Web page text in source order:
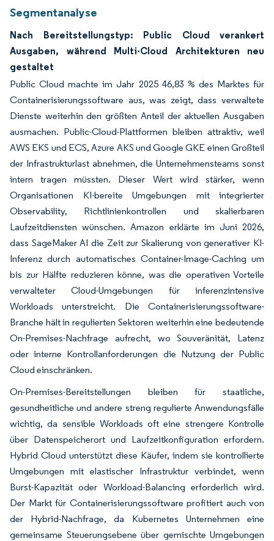
Segmentanalyse
Nach Bereitstellungstyp: Public Cloud verankert
Ausgaben, während Multi-Cloud Architekturen neu
gestaltet
Public Cloud machte im Jahr 2025 46,83 % des Marktes für
Containerisierungssoftware aus, was zeigt, dass verwaltete
Dienste weiterhin den größten Anteil der aktuellen Ausgaben
ausmachen. Public-Cloud-Plattformen bleiben attraktiv, weil
AWS EKS und ECS, Azure AKS und Google GKE einen Großteil
der Infrastrukturlast abnehmen, die Unternehmensteams sonst
intern tragen müssten. Dieser Wert wird stärker, wenn
Organisationen KI-bereite Umgebungen mit integrierter
Observability, Richtlinienkontrollen und skalierbaren
Laufzeitdiensten wünschen. Amazon erklärte im Juni 2026,
dass SageMaker AI die Zeit zur Skalierung von generativer KI-
Inferenz durch automatisches Container-Image-Caching um
bis zur Hälfte reduzieren könne, was die operativen Vorteile
verwalteter Cloud-Umgebungen für inferenzintensive
Workloads unterstreicht. Die Containerisierungssoftware-
Branche hält in regulierten Sektoren weiterhin eine bedeutende
On-Premises-Nachfrage aufrecht, wo Souveränität, Latenz
oder interne Kontrollanforderungen die Nutzung der Public
Cloud einschränken.
On-Premises-Bereitstellungen bleiben für staatliche,
gesundheitliche und andere streng regulierte Anwendungsfälle
wichtig, da sensible Workloads oft eine strengere Kontrolle
über Datenspeicherort und Laufzeitkonfiguration erfordern.
Hybrid Cloud unterstützt diese Käufer, indem sie kontrollierte
Umgebungen mit elastischer Infrastruktur verbindet, wenn
Burst-Kapazität oder Workload-Balancing erforderlich wird.
Der Markt für Containerisierungssoftware profitiert auch von
der Hybrid-Nachfrage, da Kubernetes Unternehmen eine
gemeinsame Steuerungsebene über gemischte Umgebungen